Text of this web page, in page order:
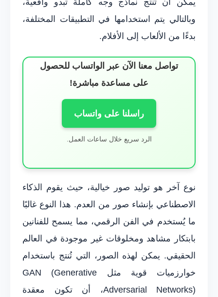
وبالتالي يتم استخدامها في التطبيقات المختلفة،
بدءًا من الألعاب إلى الأفلام.
تواصل معنا الآن عبر الواتساب للحصول
على مساعدة مباشرة!
راسلنا على واتساب
الرد سريع خلال ساعات العمل.
نوع آخر هو توليد صور خيالية، حيث يقوم الذكاء
الاصطناعي بإنشاء صور من العدم. هذا النوع غالبًا
ما يُستخدم في الفن الرقمي، مما يسمح للفنانين
بابتكار مشاهد ومخلوقات غير موجودة في العالم
الحقيقي. يمكن لهذه الصور، التي تُنتج باستخدام
خوارزميات قوية مثل GAN (Generative
Adversarial Networks)، أن تكون معقدة